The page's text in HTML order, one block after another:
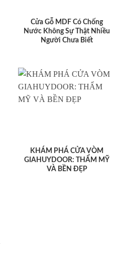
Cửa Gỗ MDF Có Chống
Nước Không Sự Thật Nhiều
Người Chưa Biết
KHÁM PHÁ CỬA VÒM
GIAHUYDOOR: THẨM MỸ
VÀ BỀN ĐẸP